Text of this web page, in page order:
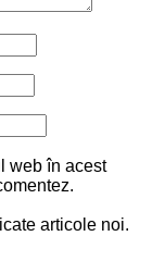
web în acest
articole noi.